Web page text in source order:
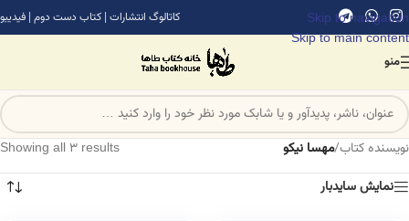
Skip to navigation
Skip to main content
کاتالوگ انتشارات | کتاب دست دوم | فیدیبو
منو
نویسنده کتاب/مهسا نیکو
Showing all 3 results
نمایش سایدبار